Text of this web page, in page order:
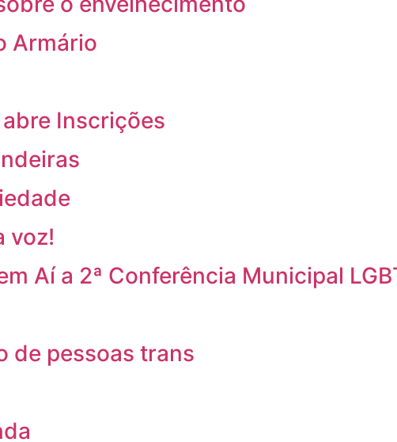
Armário
Inscrições
voz!
Aí a 2ª Conferência Municipal
de pessoas trans